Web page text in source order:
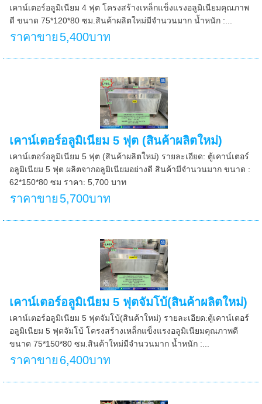
เคาน์เตอร์อลูมิเนียม 4 ฟุต โครงสร้างเหล็กแข็งแรงอลูมิเนียมคุณภาพ
ดี ขนาด 75*120*80 ซม.สินค้าผลิตใหม่มีจำนวนมาก น้ำหนัก :...
ราคาขาย 5,400บาท
เคาน์เตอร์อลูมิเนียม 5 ฟุต (สินค้าผลิตใหม่)
เคาน์เตอร์อลูมิเนียม 5 ฟุต (สินค้าผลิตใหม่) รายละเอียด: ตู้เคาน์เตอร์
อลูมิเนียม 5 ฟุต ผลิตจากอลูมิเนียมอย่างดี สินค้ามีจำนวนมาก ขนาด :
62*150*80 ซม ราคา: 5,700 บาท
ราคาขาย 5,700บาท
เคาน์เตอร์อลูมิเนียม 5 ฟุตจัมโบ้(สินค้าผลิตใหม่)
เคาน์เตอร์อลูมิเนียม 5 ฟุตจัมโบ้(สินค้าใหม่) รายละเอียด:ตู้เคาน์เตอร์
อลูมิเนียม 5 ฟุตจัมโบ้ โครงสร้างเหล็กแข็งแรงอลูมิเนียมคุณภาพดี
ขนาด 75*150*80 ซม.สินค้าใหม่มีจำนวนมาก น้ำหนัก :...
ราคาขาย 6,400บาท